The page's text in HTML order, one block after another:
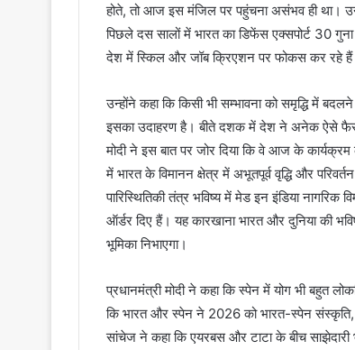
होते, तो आज इस मंजिल पर पहुंचना असंभव ही था।
पिछले दस सालों में भारत का डिफेंस एक्सपोर्ट 30
देश में स्किल और जॉब क्रिएशन पर फोकस कर रहे हैं।
उन्होंने कहा कि किसी भी सम्भावना को समृद्धि में
इसका उदाहरण है। बीते दशक में देश ने अनेक ऐसे
मोदी ने इस बात पर जोर दिया कि वे आज के
में भारत के विमानन क्षेत्र में अभूतपूर्व वृद्धि और
पारिस्थितिकी तंत्र भविष्य में मेड इन इंडिया नागरिक
ऑर्डर दिए हैं। यह कारखाना भारत और दुनिया की
भूमिका निभाएगा।
प्रधानमंत्री मोदी ने कहा कि स्पेन में योग भी बहुत
कि भारत और स्पेन ने 2026 को भारत-स्पेन
सांचेज ने कहा कि एयरबस और टाटा के बीच साझेदारी